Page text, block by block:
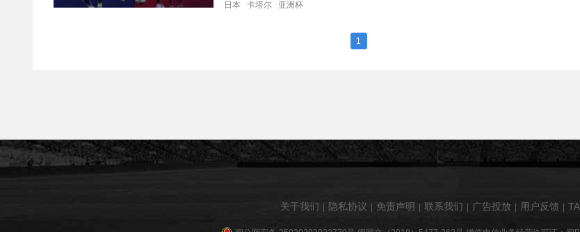
日本 卡塔尔 亚洲杯
1
关于我们 隐私协议 免责声明 联系我们 广告投放 用户反馈